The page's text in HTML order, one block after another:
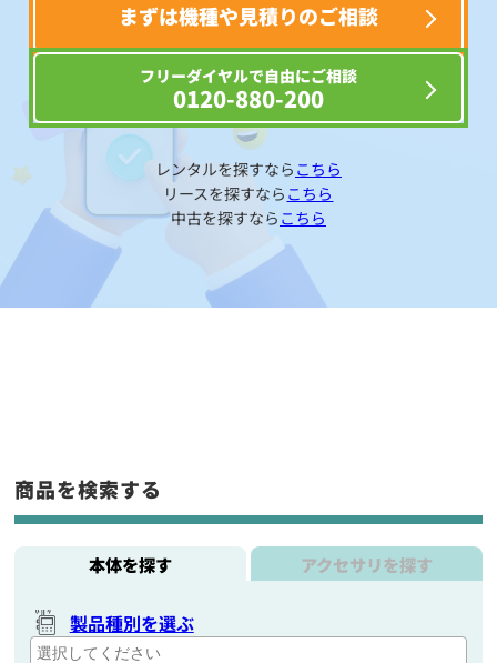
まずは機種や見積りのご相談
フリーダイヤルで自由にご相談
0120-880-200
レンタルを探すなら こちら
リースを探すなら こちら
中古を探すなら こちら
商品を検索する
本体を探す アクセサリを探す
製品種別を選ぶ